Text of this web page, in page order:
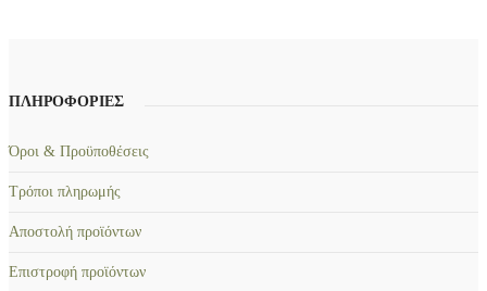
ΠΛΗΡΟΦΟΡΙΕΣ
Όροι & Προϋποθέσεις
Τρόποι πληρωμής
Αποστολή προϊόντων
Επιστροφή προϊόντων